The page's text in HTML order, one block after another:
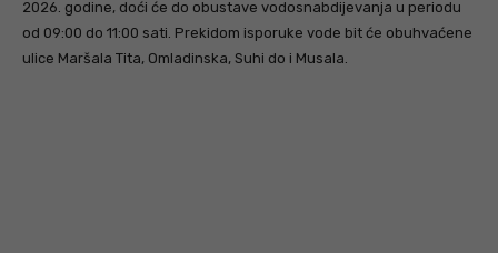
2026. godine, doći će do obustave vodosnabdijevanja u periodu
od 09:00 do 11:00 sati. Prekidom isporuke vode bit će obuhvaćene
ulice Maršala Tita, Omladinska, Suhi do i Musala.